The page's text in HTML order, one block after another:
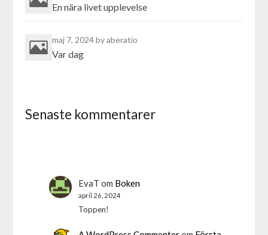
En nära livet upplevelse
maj 7, 2024by aberatio
Var dag
Senaste kommentarer
EvaT om Boken
april 26, 2024
Toppen!